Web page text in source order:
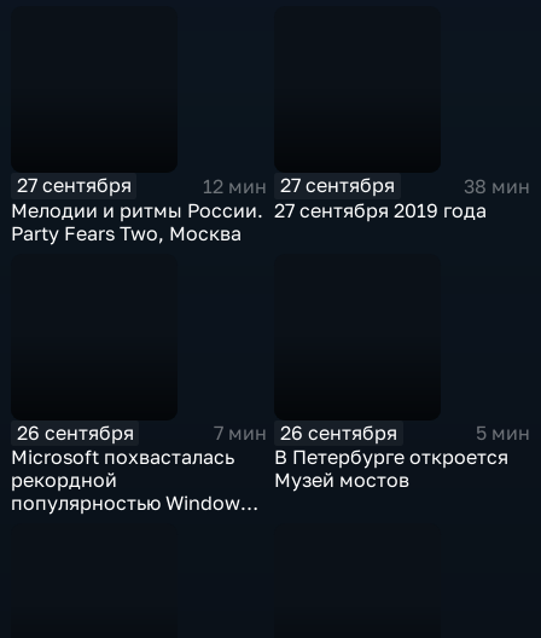
27 сентября
12 мин
Мелодии и ритмы России.
Party Fears Two, Москва
27 сентября
38 мин
27 сентября 2019 года
26 сентября
7 мин
Microsoft похвасталась
рекордной
популярностью Windows
26 сентября
5 мин
В Петербурге откроется
Музей мостов